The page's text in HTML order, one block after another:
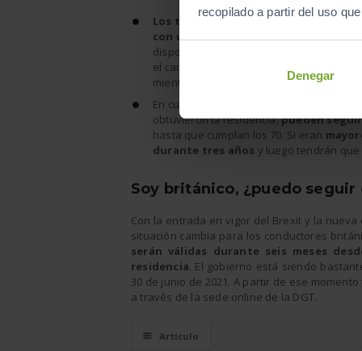
recopilado a partir del uso
Denegar
Los turistas podrán conducir por
con una licencia no británica, sin
disponer de una licencia internacional.
el cambio por una británico. Los
mientras tenga validez.
En cuanto a los e
obtuvieron la residencia,pueden
hasta que cumplan los 70. Si eran
durante tres años y luego tendrán
Soy británico, ¿puedo seguir
Con la entrada en vigor del Brexit y la
situación cambia para los conductores
serán válidas durante seis meses
residencia. El gobierno está siendo
30 de junio de 2021. A partir de ese
a través de la sede online de la DGT.
☰ Artículo